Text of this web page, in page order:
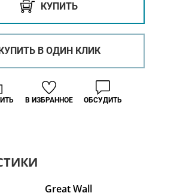
КУПИТЬ
В ОДИН КЛИК
В ИЗБРАННОЕ ОБСУДИТЬ
Great Wall